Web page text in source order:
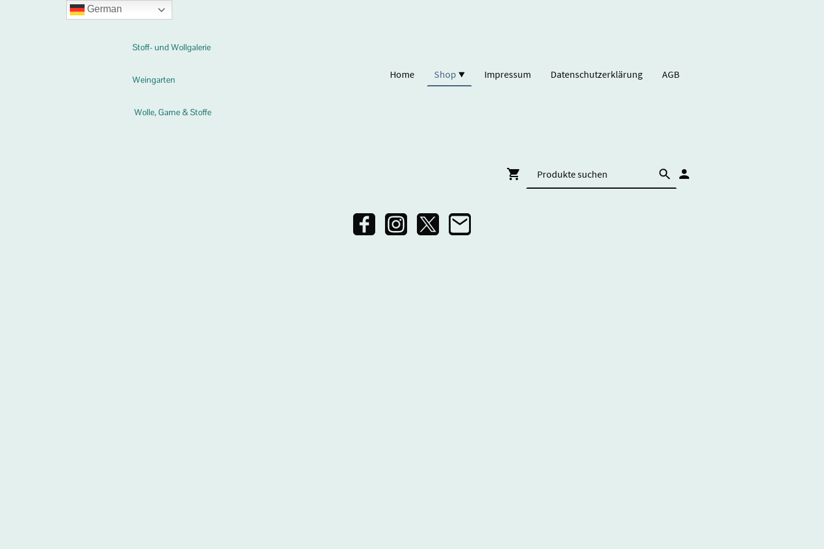
Stoff- und Wollgalerie
Weingarten
Wolle, Garne & Stoffe
Home Shop Impressum Datenschutzerklärung AGB
German